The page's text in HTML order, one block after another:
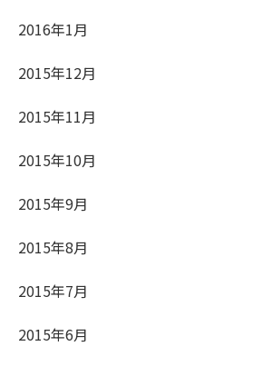
2016年1月
2015年12月
2015年11月
2015年10月
2015年9月
2015年8月
2015年7月
2015年6月